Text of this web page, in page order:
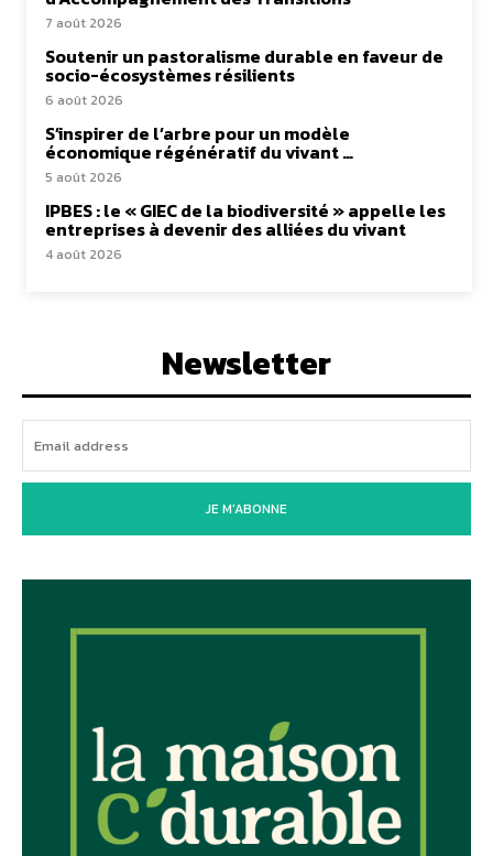
7 août 2026
Soutenir un pastoralisme durable en faveur de
socio-écosystèmes résilients
6 août 2026
S’inspirer de l’arbre pour un modèle
économique régénératif du vivant …
5 août 2026
IPBES : le « GIEC de la biodiversité » appelle les
entreprises à devenir des alliées du vivant
4 août 2026
Newsletter
JE M'ABONNE